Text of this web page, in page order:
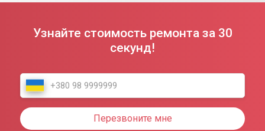
Узнайте стоимость ремонта за 30
секунд!
Перезвоните мне